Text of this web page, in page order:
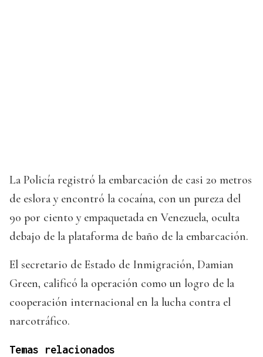
La Policía registró la embarcación de casi 20 metros
de eslora y encontró la cocaína, con un pureza del
90 por ciento y empaquetada en Venezuela, oculta
debajo de la plataforma de baño de la embarcación.
El secretario de Estado de Inmigración, Damian
Green, calificó la operación como un logro de la
cooperación internacional en la lucha contra el
narcotráfico.
Temas relacionados